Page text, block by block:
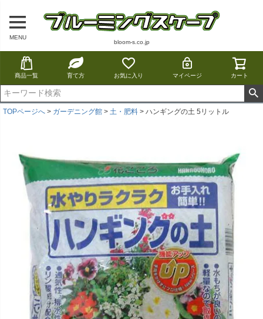
MENU
bloom-s.co.jp
商品一覧 育て方 お気に入り マイページ カート
TOPページへ ガーデニング館 土・肥料 ハンギングの土 5リットル